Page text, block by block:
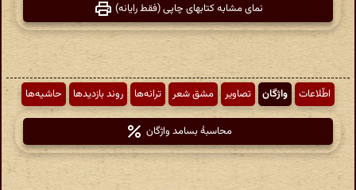
نمای مشابه کتابهای چاپی (فقط رایانه)
اطّلاعات واژگان تصاویر مشق شعر ترانه‌ها روند بازدیدها حاشیه‌ها
محاسبهٔ بسامد واژگان